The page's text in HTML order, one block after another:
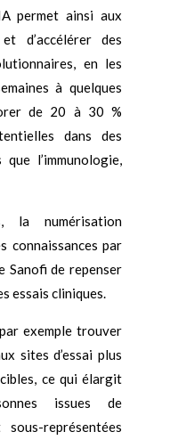
permet ainsi aux
d’accélérer des
en les
à quelques
de 20 à 30 %
dans des
l’immunologie,
la numérisation
connaissances par
Sanofi de repenser
essais cliniques.
exemple trouver
sites d’essai plus
ce qui élargit
issues de
sous-représentées